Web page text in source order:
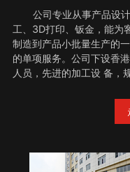
公司专业从事产品设
工、3D打印、钣金，能为
制造到产品小批量生产的
的单项服务。公司下设香
人员，先进的加工设 备，